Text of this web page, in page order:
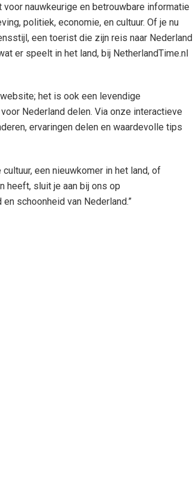
nauwkeurige en betrouwbare informatie
politiek, economie, en cultuur. Of je nu
een toerist die zijn reis naar Nederland
er speelt in het land, bij NetherlandTime.nl
het is ook een levendige
Nederland delen. Via onze interactieve
ervaringen delen en waardevolle tips
een nieuwkomer in het land, of
heeft, sluit je aan bij ons op
schoonheid van Nederland.”